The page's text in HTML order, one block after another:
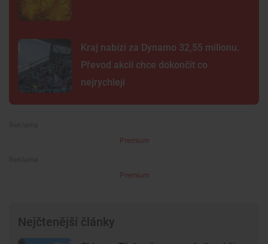
Kraj nabízí za Dynamo 32,55 milionu.
Převod akcií chce dokončit co
nejrychleji
Premium
Premium
Nejčtenější články